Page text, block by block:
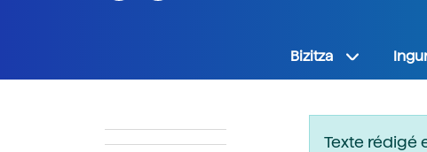
Bizitza
Texte rédigé